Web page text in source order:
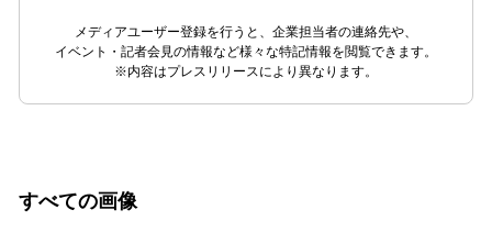
メディアユーザー登録を行うと、企業担当者の連絡先や、
イベント・記者会見の情報など様々な特記情報を閲覧できます。
※内容はプレスリリースにより異なります。
すべての画像